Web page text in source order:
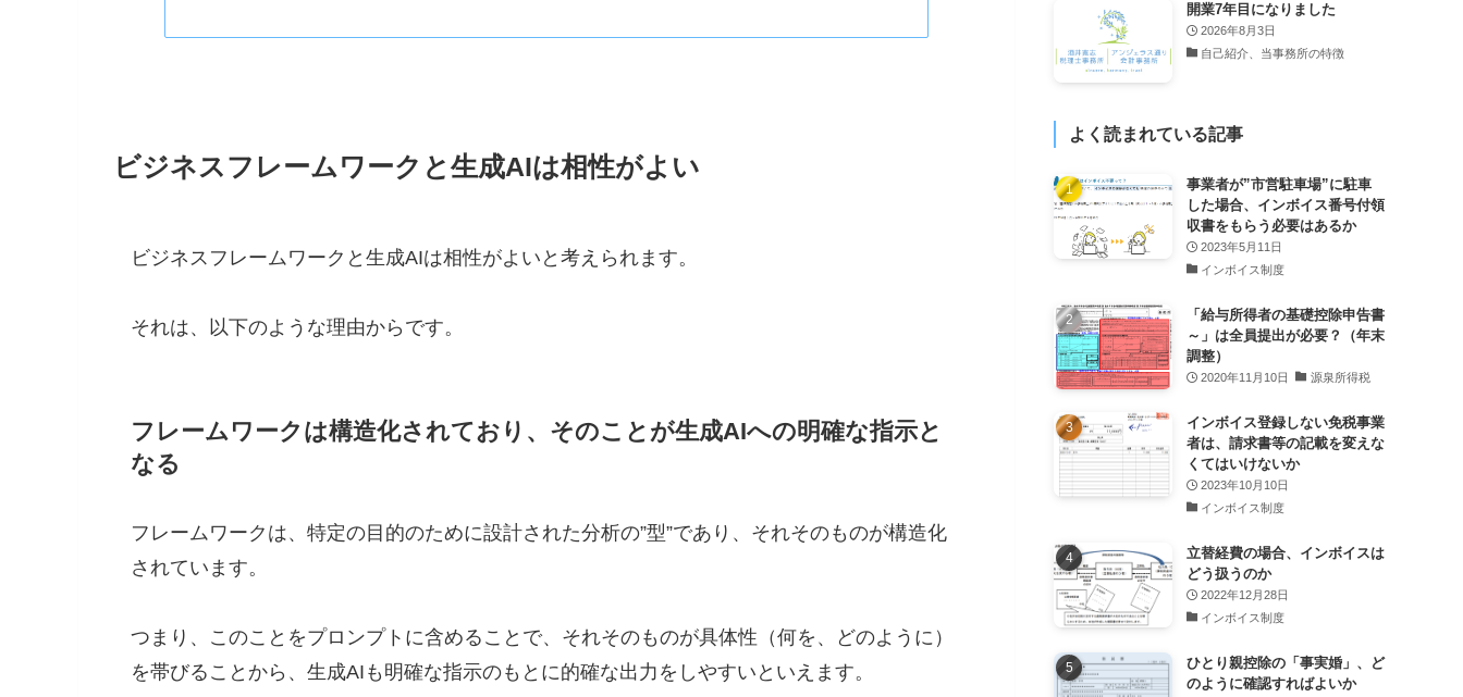
ビジネスフレームワークと生成AIは相性がよい
ビジネスフレームワークと生成AIは相性がよいと考えられます。
それは、以下のような理由からです。
フレームワークは構造化されており、そのことが生成AIへの明確な指示と
なる
フレームワークは、特定の目的のために設計された分析の”型”であり、それそのものが構造化
されています。
つまり、このことをプロンプトに含めることで、それそのものが具体性（何を、どのように）
を帯びることから、生成AIも明確な指示のもとに的確な出力をしやすいといえます。
開業7年目になりました
2026年8月3日
自己紹介、当事務所の特徴
よく読まれている記事
事業者が”市営駐車場”に駐車
した場合、インボイス番号付領
収書をもらう必要はあるか
2023年5月11日
インボイス制度
「給与所得者の基礎控除申告書
～」は全員提出が必要？（年末
調整）
2020年11月10日 源泉所得税
インボイス登録しない免税事業
者は、請求書等の記載を変えな
くてはいけないか
2023年10月10日
インボイス制度
立替経費の場合、インボイスは
どう扱うのか
2022年12月28日
インボイス制度
ひとり親控除の「事実婚」、ど
のように確認すればよいか